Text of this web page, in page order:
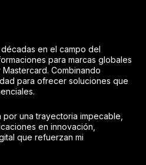
en el campo del
para marcas globales
Combinando
para ofrecer soluciones que
por una trayectoria impecable,
en innovación,
que refuerzan mi